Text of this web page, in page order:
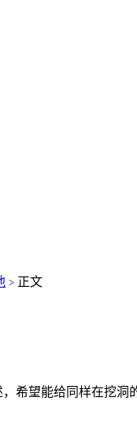
> 正文
希望能给同样在挖洞